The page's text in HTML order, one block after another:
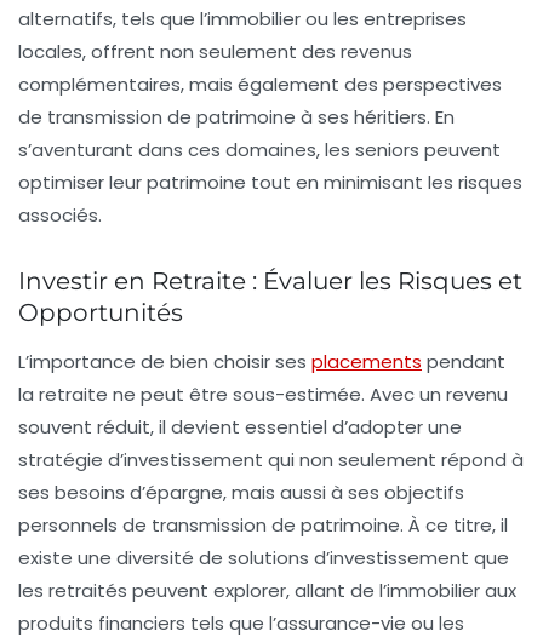
alternatifs, tels que l’immobilierou les entreprises
locales, offrent non seulement des revenus
complémentaires, mais également des perspectives
de transmission de patrimoine à ses héritiers. En
s’aventurant dans ces domaines, les seniors peuvent
optimiser leurpatrimoine tout en minimisant les risques
associés.
Investir en Retraite : Évaluer les Risques et
Opportunités
L’importance de bien choisir ses placements pendant
la retraite ne peut être sous-estimée. Avec un revenu
souvent réduit, il devient essentiel d’adopter une
stratégie d’investissement qui non seulement répond à
ses besoins d’épargne, mais aussi à ses objectifs
personnels de transmission de patrimoine. À ce titre, il
existe une diversité de solutions d’investissement que
les retraités peuvent explorer, allant de l’immobilier aux
produits financiers tels que l’assurance-vie ou les